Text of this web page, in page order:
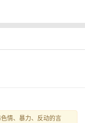
情、暴力、反动的言